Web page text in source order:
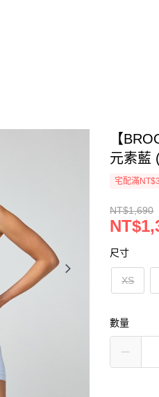
【
元素藍
宅配滿
NT$1,690
尺寸
XS
數量